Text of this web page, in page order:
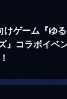
けゲーム『ゆ
』コラボイベ